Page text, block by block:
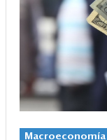
Macroeconomía